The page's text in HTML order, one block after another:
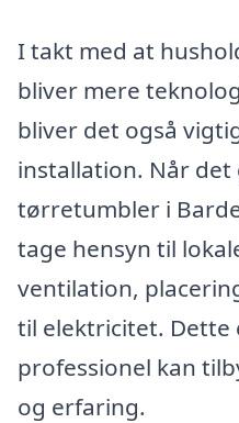
I takt med at
bliver mere
bliver det også
installation. Når
tørretumbler i
tage hensyn til
ventilation,
til elektricitet. Dette
professionel kan
og erfaring.